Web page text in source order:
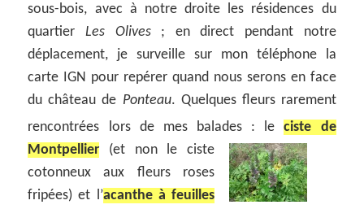
sous-bois, avec à notre droite les résidences du
quartierLes Olives; en direct pendant notre
déplacement, je surveille sur mon téléphone la
carte IGN pour repérer quand nous serons en face
du château de Ponteau. Quelques fleurs rarement
rencontrées lors de mes balades :
leciste de
Montpellier (et non le ciste
cotonneux aux fleurs roses
fripées) et l’acanthe à feuilles